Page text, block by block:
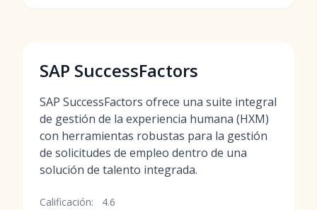
SAP SuccessFactors
SAP SuccessFactors ofrece una suite integral
de gestión de la experiencia humana (HXM)
con herramientas robustas para la gestión
de solicitudes de empleo dentro de una
solución de talento integrada.
Calificación: 4.6